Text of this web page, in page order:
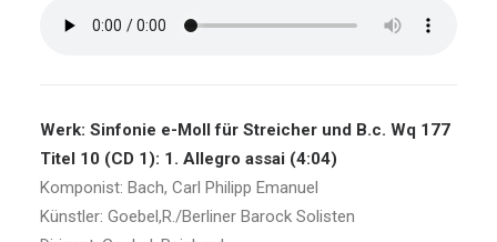
Werk: Sinfonie e-Moll für Streicher und B.c. Wq 177
Titel 10 (CD 1): 1. Allegro assai (4:04)
Komponist: Bach, Carl Philipp Emanuel
Künstler: Goebel,R./Berliner Barock Solisten